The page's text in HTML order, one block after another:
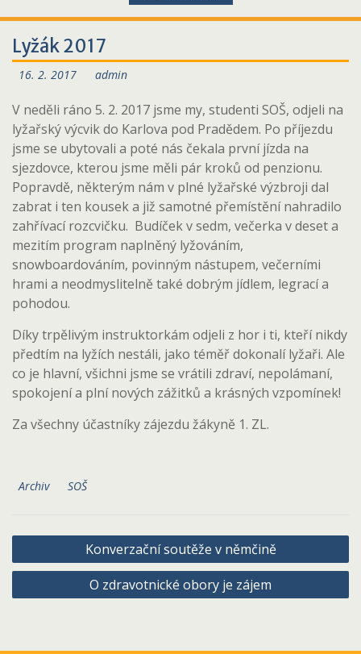
Lyžák 2017
16. 2. 2017 admin
V neděli ráno 5. 2. 2017 jsme my, studenti SOŠ, odjeli na
lyžařský výcvik do Karlova pod Pradědem. Po příjezdu
jsme se ubytovali a poté nás čekala první jízda na
sjezdovce, kterou jsme měli pár kroků od penzionu.
Popravdě, některým nám v plné lyžařské výzbroji dal
zabrat i ten kousek a již samotné přemístění nahradilo
zahřívací rozcvičku. Budíček v sedm, večerka v deset a
mezitím program naplněný lyžováním,
snowboardováním, povinným nástupem, večerními
hrami a neodmyslitelně také dobrým jídlem, legrací a
pohodou.
Díky trpělivým instruktorkám odjeli z hor i ti, kteří nikdy
předtím na lyžích nestáli, jako téměř dokonalí lyžaři. Ale
co je hlavní, všichni jsme se vrátili zdraví, nepolámaní,
spokojení a plní nových zážitků a krásných vzpomínek!
Za všechny účastníky zájezdu žákyně 1. ZL.
Archiv SOŠ
Navigace
pro
Konverzační soutěže v němčině
O zdravotnické obory je zájem